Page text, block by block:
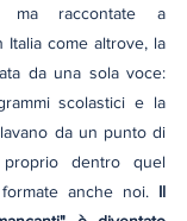
ma raccontate a
Italia come altrove, la
da una sola voce:
scolastici e la
da un punto di
dentro quel
anche noi. Il